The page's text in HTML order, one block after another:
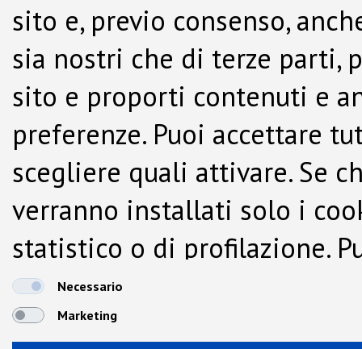
sito e, previo consenso,
sia nostri che di terze parti,
sito e proporti contenuti e
preferenze. Puoi accettare
scegliere quali attivare. Se
verranno installati solo i
statistico o di profilazione.
dalla Cookie Policy.
Necessario
Marketing